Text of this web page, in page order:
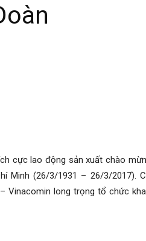
lao động sản xuất chào
Minh (26/3/1931 – 26/3/2017).
Vinacomin long trọng tổ chức